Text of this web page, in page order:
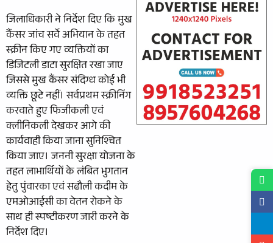
जिलाधिकारी ने निर्देश दिए कि मुख
कैंसर जांच सर्वे अभियान के तहत
स्क्रीन किए गए व्यक्तियों का
डिजिटली डाटा सुरक्षित रखा जाए
जिससे मुख कैंसर संदिग्ध कोई भी
व्यक्ति छूटे नहीं। सर्वप्रथम स्क्रीनिंग
करवाते हुए फिजीकली एवं
क्लीनिकली देखकर आगे की
कार्यवाही किया जाना सुनिश्चित
किया जाए। जननी सुरक्षा योजना के
तहत लाभार्थियों के लंबित भुगतान
हेतु पुंवारका एवं सढौली कदीम के
एमओआईसी का वेतन रोकने के
साथ ही स्पष्टीकरण जारी करने के
निर्देश दिए।